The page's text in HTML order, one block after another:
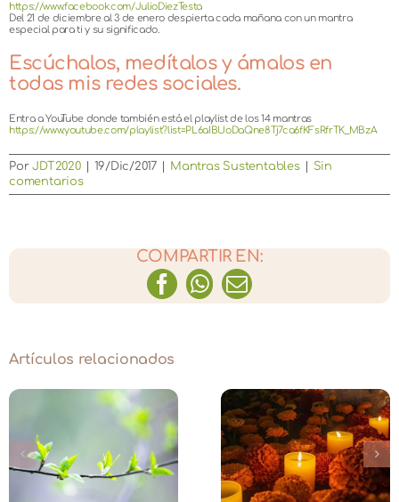
https://www.facebook.com/JulioDiezTesta
Del 21 de diciembre al 3 de enero despierta cada mañana con un mantra
especial para ti y su significado.
Escúchalos, medítalos y ámalos en
todas mis redes sociales.
Entra a YouTube donde también está el playlist de los 14 mantras
https://www.youtube.com/playlist?list=PL6aIBUoDaQne8Tj7ca6fKFsRfrTK_MBzA
PorJDT2020 19/Dic/2017 Mantras Sustentables
Sin
comentarios
COMPARTIR EN:
Facebook
WhatsApp
Correo
Artículos relacionados
The Blooming
Day · Edición Día
de Muertos
Una
Constelación
Amor